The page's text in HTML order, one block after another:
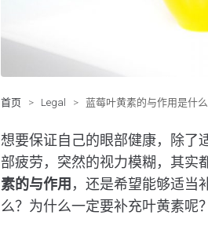
首页 > Legal > 蓝莓叶黄素的与作用是什
想要保证自己的眼部健康，除了
部疲劳，突然的视力模糊，其实
素的与作用 ，还是希望能够适当
么？为什么一定要补充叶黄素呢？